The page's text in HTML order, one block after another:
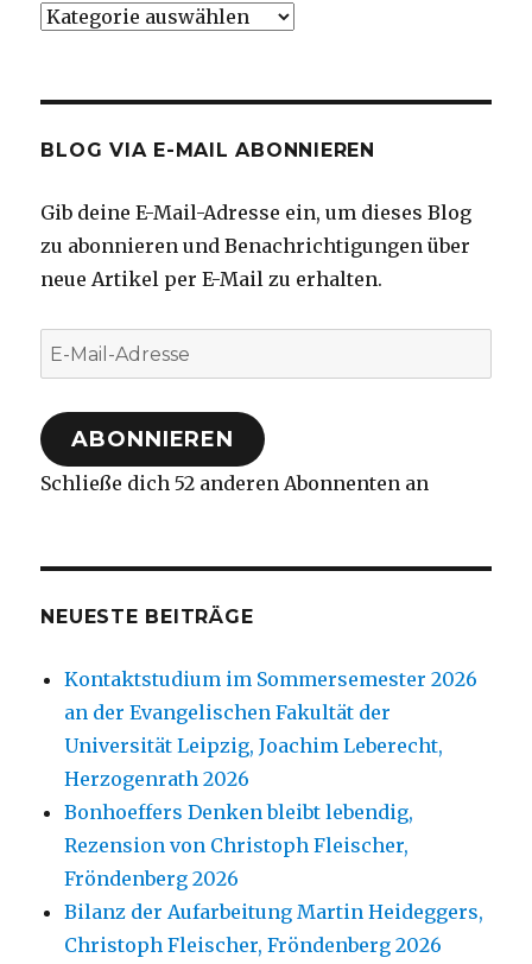
Kategorien
BLOG VIA E-MAIL ABONNIEREN
Gib deine E-Mail-Adresse ein, um dieses Blog
zu abonnieren und Benachrichtigungen über
neue Artikel per E-Mail zu erhalten.
E-
Mail-
Adresse
ABONNIEREN
Schließe dich 52 anderen Abonnenten an
NEUESTE BEITRÄGE
Kontaktstudium im Sommersemester 2026
an der Evangelischen Fakultät der
Universität Leipzig, Joachim Leberecht,
Herzogenrath 2026
Bonhoeffers Denken bleibt lebendig,
Rezension von Christoph Fleischer,
Fröndenberg 2026
Bilanz der Aufarbeitung Martin Heideggers,
Christoph Fleischer, Fröndenberg 2026